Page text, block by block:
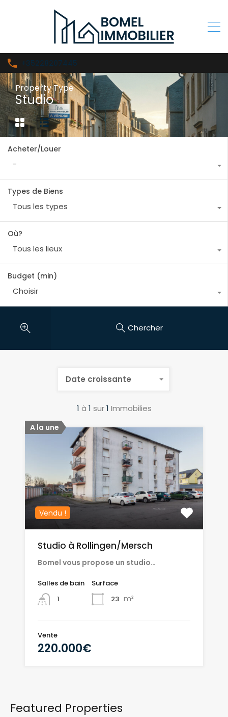
+35228207445
Property Type
Studio
Acheter/Louer
-
Types de Biens
Tous les types
Où?
Tous les lieux
Budget (min)
Choisir
Chercher
1 à 1 sur1 Immobilies
Date croissante
A la une
Vendu !
Studio à Rollingen/Mersch
Bomel vous propose un studio…
Salles de bain
1
Surface
23 m²
Vente
220.000€
Featured Properties